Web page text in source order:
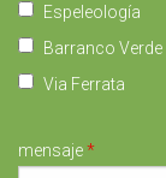
Espeleología
Barranco Verde
Via Ferrata
mensaje*